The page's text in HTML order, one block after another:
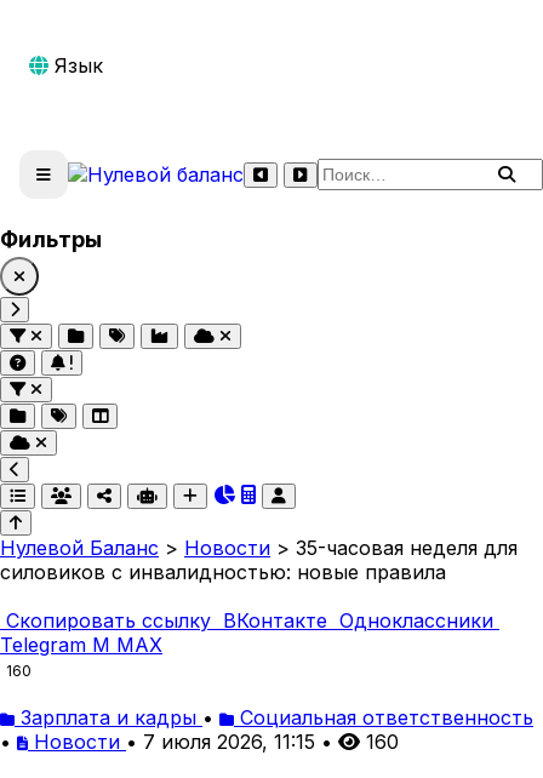
Язык
Поиск по сайту
Фильтры
Нулевой Баланс > Новости > 35-часовая неделя для
силовиков с инвалидностью: новые правила
Скопировать ссылку ВКонтакте Одноклассники
Telegram M MAX
160
Зарплата и кадры •
Социальная ответственность
•
Новости • 7 июля 2026, 11:15 • 160